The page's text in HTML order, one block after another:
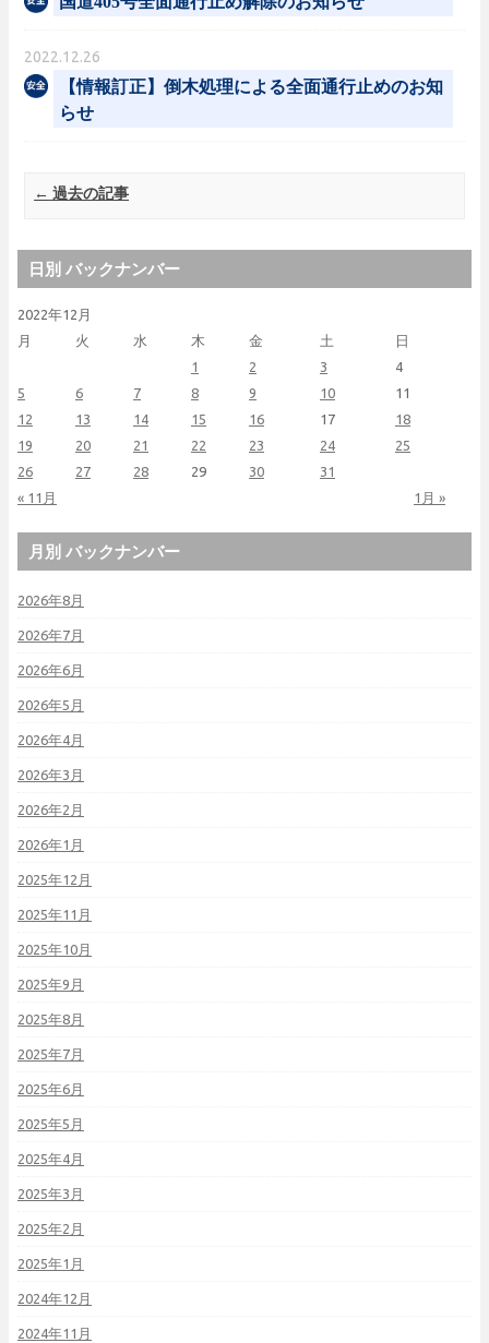
2022.12.26
【情報訂正】倒木処理による全面通行止めのお知
らせ
Post navigation
← 過去の記事
日別 バックナンバー
2022年12月
月
火 水 木 金 土 日
« 11月 1月 »
1 2 3
4
5
6 7 8 9 10
11
12
13 14 15 16 17
18
19
20 21 22 23 24
25
26
27 28 29 30 31
月別 バックナンバー
2026年8月
2026年7月
2026年6月
2026年5月
2026年4月
2026年3月
2026年2月
2026年1月
2025年12月
2025年11月
2025年10月
2025年9月
2025年8月
2025年7月
2025年6月
2025年5月
2025年4月
2025年3月
2025年2月
2025年1月
2024年12月
2024年11月